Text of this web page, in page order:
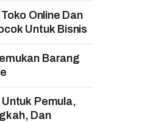
Online Dan
Untuk Bisnis
Barang
Pemula,
Dan